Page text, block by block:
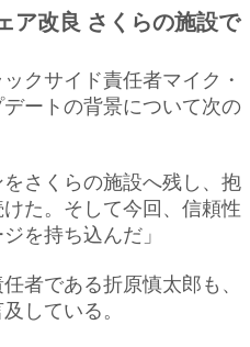
ア改良 さくらの施設で
クサイド責任者マイク・
ートの背景について次の
をさくらの施設へ残し、抱
た。そして今回、信頼性
を持ち込んだ」
者である折原慎太郎も、
している。